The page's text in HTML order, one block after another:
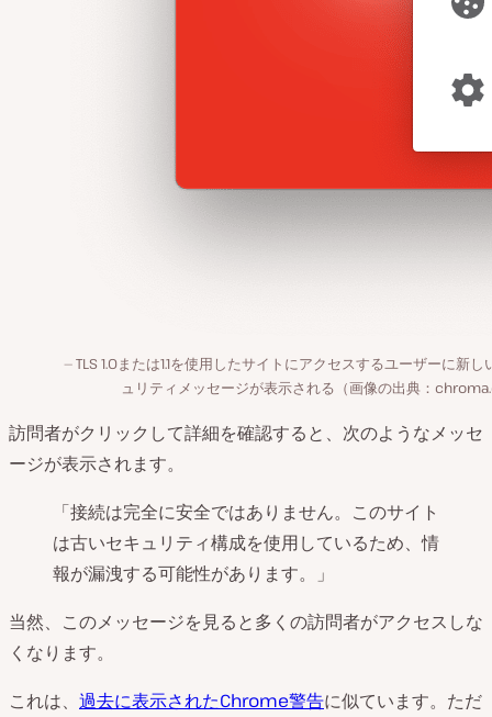
TLS 1.0または1.1を使用したサイトにアクセスするユーザーに新し
ュリティメッセージが表示される（画像の出典：
訪問者がクリックして詳細を確認すると、次のようなメッセ
ージが表示されます。
「接続は完全に安全ではありません。このサイト
は古いセキュリティ構成を使用しているため、情
報が漏洩する可能性があります。」
当然、このメッセージを見ると多くの訪問者がアクセスしな
くなります。
これは、 過去に表示されたChrome警告に似ています。ただ